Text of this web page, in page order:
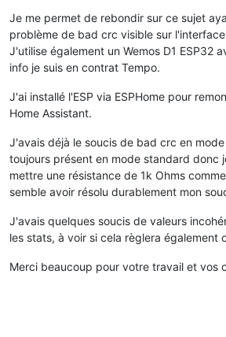
Je me permet de rebondir sur ce sujet
problème de bad crc visible sur
J'utilise également un Wemos D1 ESP32
info je suis en contrat Tempo.
J'ai installé l'ESP via ESPHome pour
Home Assistant.
J'avais déjà le soucis de bad crc en
toujours présent en mode standard donc
mettre une résistance de 1k Ohms
semble avoir résolu durablement mon
J'avais quelques soucis de valeurs
les stats, à voir si cela règlera également
Merci beaucoup pour votre travail et vos